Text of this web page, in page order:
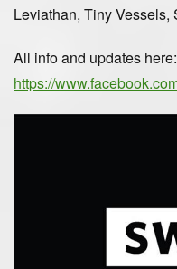
Leviathan, Tiny
All info and updates here:
https://